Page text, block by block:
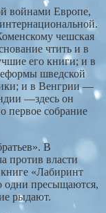
войнами Европе,
чешская
чтить и в
его книги; и в
шведской
и в Венгрии —
—здесь он
первое собрание
В
против власти
«Лабиринт
одни пресыщаются,
рыдают.